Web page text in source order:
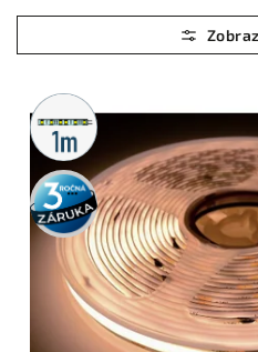
Najlacnejšie
Najdrahšie
Abecedne
Metrážny
predaj
3 roky
záruka